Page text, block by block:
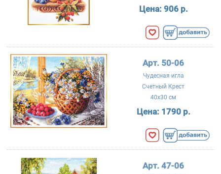
Цена: 906 р.
Арт. 50-06
Чудесная игла
Счетный Крест
40x30 см
Цена: 1790 р.
Арт. 47-06